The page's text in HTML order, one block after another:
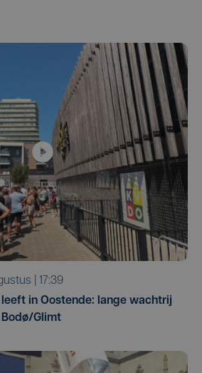
| 17:39
in Oostende: lange wachtrij
Glimt